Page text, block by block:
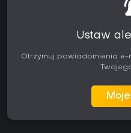
Ustaw
Otrzymuj powiadomienia